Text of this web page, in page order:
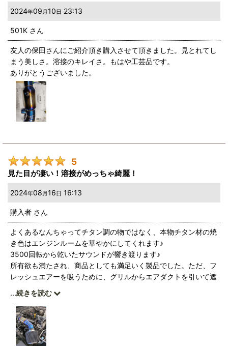
2024年09 月 10 日 23:13
501K さん
友人の保田さんにご紹介頂き購入させて頂きました。見とれてし
まう美しさ。溶接のキレイさ。もはや工芸品です。
ありがとうございました。
5
見た目が凄い！溶接がめっちゃ綺麗！
2024年08 月 16 日 16:13
購入者 さん
よくあるなんちゃってチタン調の物ではなく、本物チタン材の焼
き色はエンジンルームを華やかにしてくれます♪
3500回転から乾いたサウンドが響き渡ります♪
所有欲も満たされ、商品としても満足いく製品でした。ただ、フ
レッシュエアーを吸うために、グリルからエアダクトを引いて遮
熱板も作った方がいいですね。商品化を希望します♪
...続きを読む